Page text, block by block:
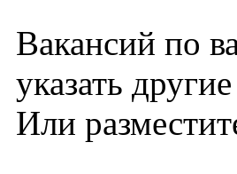
Вакансий по
указать другие
Или